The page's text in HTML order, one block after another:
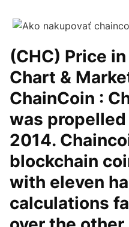
(CHC) Price
Chart &
ChainCoin :
was propelled
2014.
blockchain
with eleven
calculations